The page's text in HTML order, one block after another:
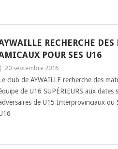
RECHERCHE DES
POUR SES U16
20 septembre 2016
club de AYWAILLE recherche des
de U16 SUPÉRIEURS aux dates
de U15 Interprovinciaux ou